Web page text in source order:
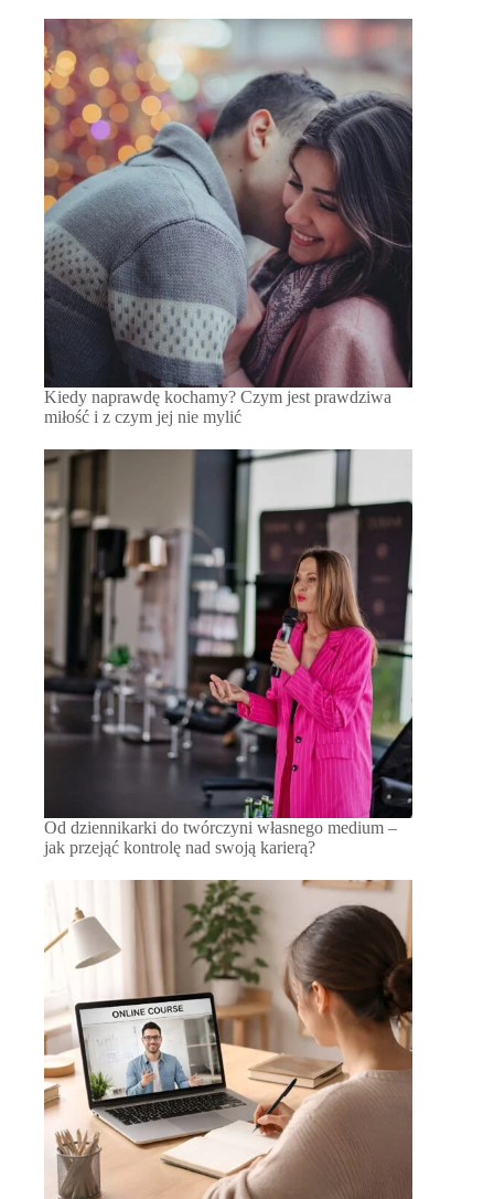
Kiedy naprawdę kochamy? Czym jest prawdziwa
miłość i z czym jej nie mylić
Od dziennikarki do twórczyni własnego medium –
jak przejąć kontrolę nad swoją karierą?